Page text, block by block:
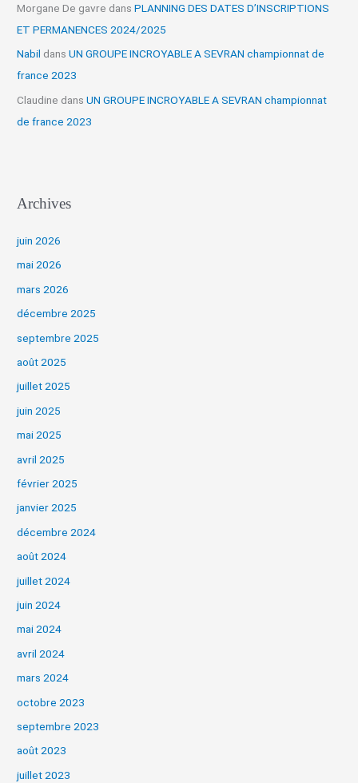
Morgane De gavre dansPLANNING DES DATES D’INSCRIPTIONS
ET PERMANENCES 2024/2025
Nabil dansUN GROUPE INCROYABLE A SEVRAN championnat de
france 2023
Claudine dansUN GROUPE INCROYABLE A SEVRAN championnat
de france 2023
Archives
juin 2026
mai 2026
mars 2026
décembre 2025
septembre 2025
août 2025
juillet 2025
juin 2025
mai 2025
avril 2025
février 2025
janvier 2025
décembre 2024
août 2024
juillet 2024
juin 2024
mai 2024
avril 2024
mars 2024
octobre 2023
septembre 2023
août 2023
juillet 2023